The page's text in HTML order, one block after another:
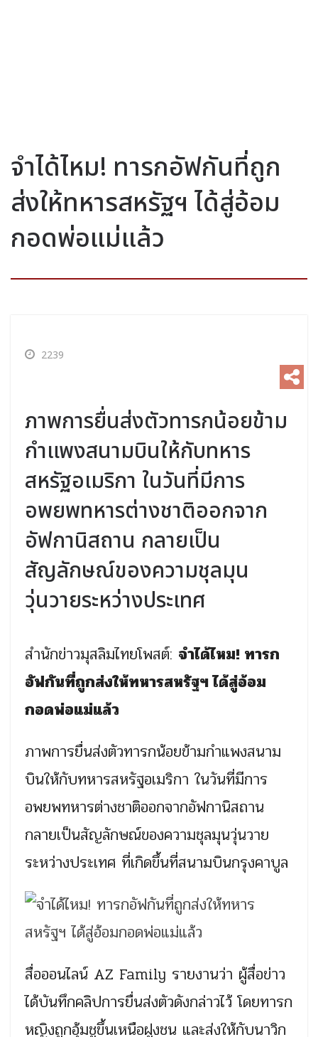
จำได้ไหม! ทารกอัฟกันที่ถูก
ส่งให้ทหารสหรัฐฯ ได้สู่อ้อม
กอดพ่อแม่แล้ว
2239
ภาพการยื่นส่งตัวทารกน้อยข้าม
กำแพงสนามบินให้กับทหาร
สหรัฐอเมริกา ในวันที่มีการ
อพยพทหารต่างชาติออกจาก
อัฟกานิสถาน กลายเป็น
สัญลักษณ์ของความชุลมุน
วุ่นวายระหว่างประเทศ
สำนักข่าวมุสลิมไทยโพสต์: จำได้ไหม! ทารก
อัฟกันที่ถูกส่งให้ทหารสหรัฐฯ ได้สู่อ้อม
กอดพ่อแม่แล้ว
ภาพการยื่นส่งตัวทารกน้อยข้ามกำแพงสนาม
บินให้กับทหารสหรัฐอเมริกา ในวันที่มีการ
อพยพทหารต่างชาติออกจากอัฟกานิสถาน
กลายเป็นสัญลักษณ์ของความชุลมุนวุ่นวาย
ระหว่างประเทศ ที่เกิดขึ้นที่สนามบินกรุงคาบูล
สื่อออนไลน์ AZ Family รายงานว่า ผู้สื่อข่าว
ได้บันทึกคลิปการยื่นส่งตัวดังกล่าวไว้ โดยทารก
หญิงถูกอุ้มชูขึ้นเหนือฝูงชน และส่งให้กับนาวิก